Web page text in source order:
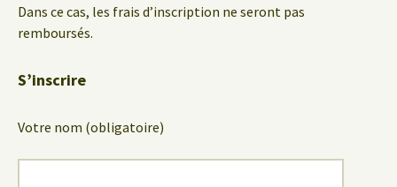
Dans ce cas, les frais d’inscription ne seront pas
remboursés.
S’inscrire
Votre nom (obligatoire)